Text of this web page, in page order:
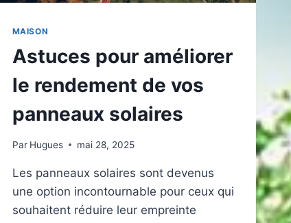
MAISON
Astuces pour améliorer
le rendement de vos
panneaux solaires
Par Hugues mai 28, 2025
Les panneaux solaires sont devenus
une option incontournable pour ceux qui
souhaitent réduire leur empreinte